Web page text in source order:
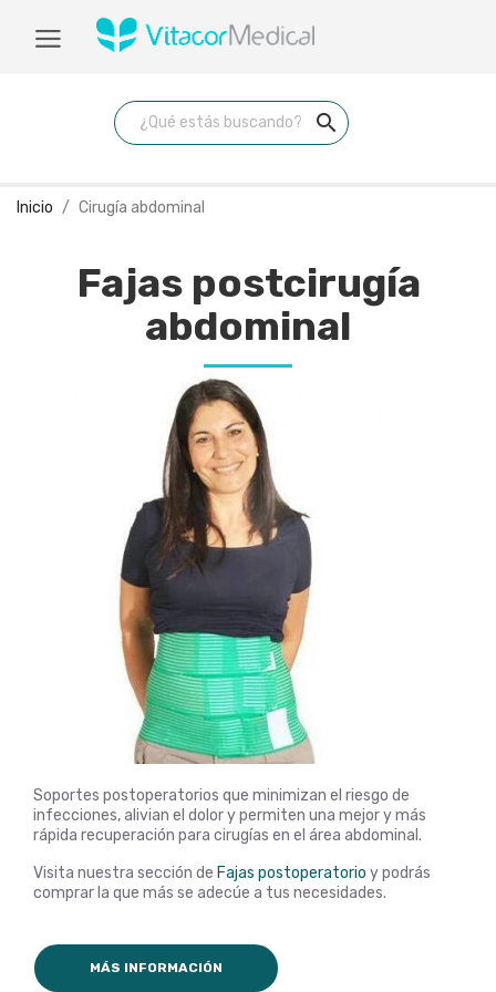
search
Inicio Cirugía abdominal
Fajas postcirugía
abdominal
Soportes postoperatorios que minimizan el riesgo de
infecciones, alivian el dolor y permiten una mejor y más
rápida recuperación para cirugías en el área abdominal.
Visita nuestra sección de Fajas postoperatorio y podrás
comprar la que más se adecúe a tus necesidades.
MÁS INFORMACIÓN